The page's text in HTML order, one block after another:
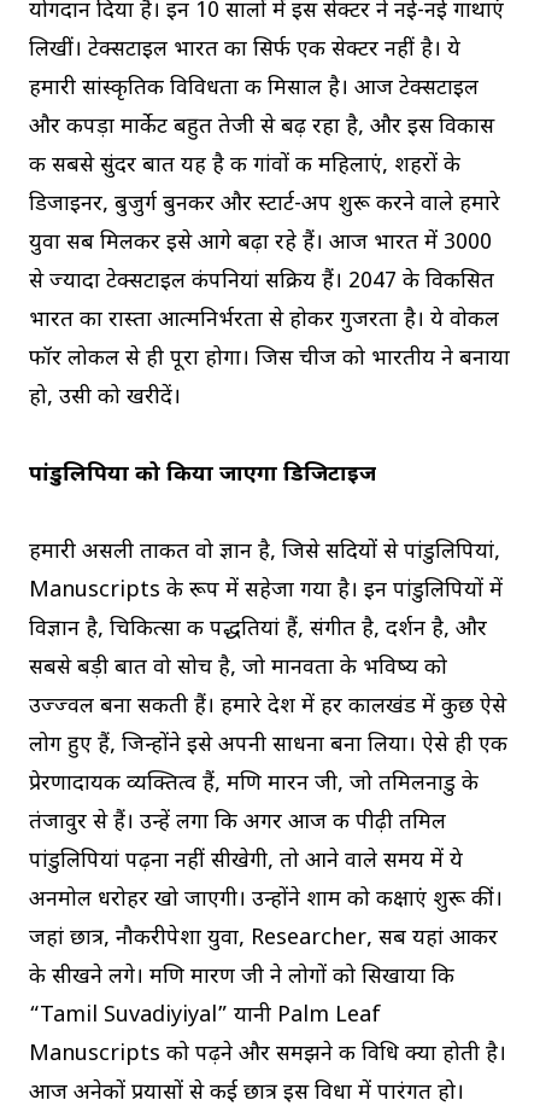
योगदान दिया है। इन 10 सालों में इस सेक्टर ने नई-नई गाथाएं
लिखीं। टेक्सटाइल भारत का सिर्फ एक सेक्टर नहीं है। ये
हमारी सांस्कृतिक विविधता की मिसाल है। आज टेक्सटाइल
और कपड़ा मार्केट बहुत तेजी से बढ़ रहा है, और इस विकास
की सबसे सुंदर बात यह है की गांवों की महिलाएं, शहरों के
डिजाइनर, बुजुर्ग बुनकर और स्टार्ट-अप शुरू करने वाले हमारे
युवा सब मिलकर इसे आगे बढ़ा रहे हैं। आज भारत में 3000
से ज्यादा टेक्सटाइल कंपनियां सक्रिय हैं। 2047 के विकसित
भारत का रास्ता आत्मनिर्भरता से होकर गुजरता है। ये वोकल
फॉर लोकल से ही पूरा होगा। जिस चीज को भारतीय ने बनाया
हो, उसी को खरीदें।
पांडुलिपियों को किया जाएगा डिजिटाइज
हमारी असली ताकत वो ज्ञान है, जिसे सदियों से पांडुलिपियां,
Manuscripts के रूप में सहेजा गया है। इन पांडुलिपियों में
विज्ञान है, चिकित्सा की पद्धतियां हैं, संगीत है, दर्शन है, और
सबसे बड़ी बात वो सोच है, जो मानवता के भविष्य को
उज्ज्वल बना सकती हैं। हमारे देश में हर कालखंड में कुछ ऐसे
लोग हुए हैं, जिन्होंने इसे अपनी साधना बना लिया। ऐसे ही एक
प्रेरणादायक व्यक्तित्व हैं, मणि मारन जी, जो तमिलनाडु के
तंजावुर से हैं। उन्हें लगा कि अगर आज की पीढ़ी तमिल
पांडुलिपियां पढ़ना नहीं सीखेगी, तो आने वाले समय में ये
अनमोल धरोहर खो जाएगी। उन्होंने शाम को कक्षाएं शुरू कीं।
जहां छात्र, नौकरीपेशा युवा, Researcher, सब यहां आकर
के सीखने लगे। मणि मारण जी ने लोगों को सिखाया कि
“Tamil Suvadiyiyal” यानी Palm Leaf
Manuscripts को पढ़ने और समझने की विधि क्या होती है।
आज अनेकों प्रयासों से कई छात्र इस विधा में पारंगत हो।